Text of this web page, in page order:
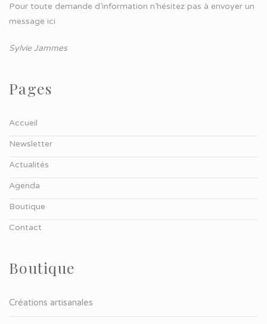
Pour toute demande d’information n’hésitez pas à envoyer un
message ici
Sylvie Jammes
Pages
Accueil
Newsletter
Actualités
Agenda
Boutique
Contact
Boutique
Créations artisanales